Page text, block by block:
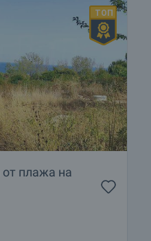
плажа на